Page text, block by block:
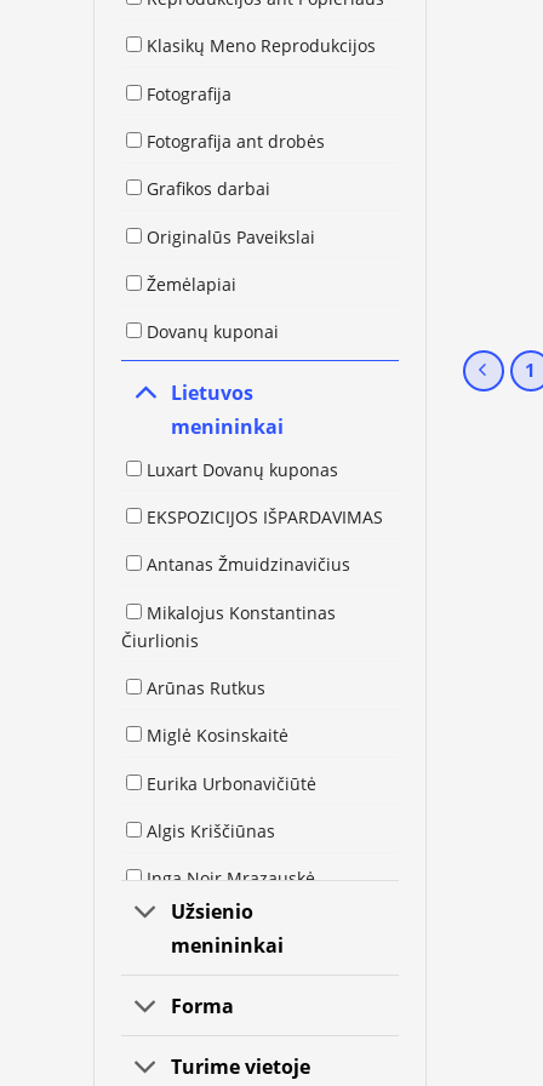
Klasikų Meno Reprodukcijos
Fotografija
Fotografija ant drobės
Grafikos darbai
Originalūs Paveikslai
Žemėlapiai
Dovanų kuponai
Lietuvos
menininkai
Luxart Dovanų kuponas
EKSPOZICIJOS IŠPARDAVIMAS
Antanas Žmuidzinavičius
Mikalojus Konstantinas
Čiurlionis
Arūnas Rutkus
Miglė Kosinskaitė
Eurika Urbonavičiūtė
Algis Kriščiūnas
Inga Noir Mrazauskė
Kristina Asinus
Jolita Vaitkutė
Sigitas Mickevičius
Užsienio
menininkai
Forma
Turime vietoje
1